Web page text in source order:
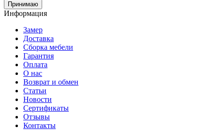
Принимаю
Информация
Замер
Доставка
Сборка мебели
Гарантия
Оплата
О нас
Возврат и обмен
Статьи
Новости
Сертификаты
Отзывы
Контакты